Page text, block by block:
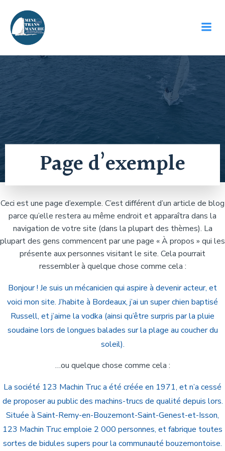
Page d’exemple
Ceci est une page d’exemple. C’est différent d’un article de blog
parce qu’elle restera au même endroit et apparaîtra dans la
navigation de votre site (dans la plupart des thèmes). La
plupart des gens commencent par une page « À propos » qui les
présente aux personnes visitant le site. Cela pourrait
ressembler à quelque chose comme cela :
Bonjour ! Je suis un mécanicien qui aspire à devenir acteur, et
voici mon site. J’habite à Bordeaux, j’ai un super chien baptisé
Russell, et j’aime la vodka (ainsi qu’être surpris par la pluie
soudaine lors de longues balades sur la plage au coucher du
soleil).
…ou quelque chose comme cela :
La société 123 Machin Truc a été créée en 1971, et n’a cessé
de proposer au public des machins-trucs de qualité depuis lors.
Située à Saint-Remy-en-Bouzemont-Saint-Genest-et-Isson,
123 Machin Truc emploie 2 000 personnes, et fabrique toutes
sortes de bidules supers pour la communauté bouzemontoise.